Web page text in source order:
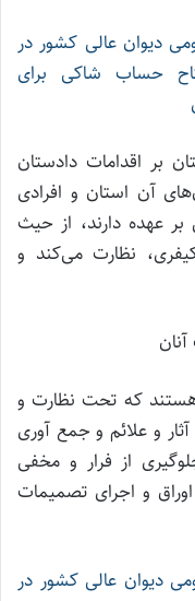
۸۵۳ هیات عمومی دیوان عالی کشور در
حساب شاکی برای
بر اقدامات دادستان
آن استان و افرادی
عهده دارند، از حیث
نظارت می‌کند و
هستند که تحت نظارت و
و علائم و جمع آوری
از فرار و مخفی
و اجرای تصمیمات
۸۴۸ هیات عمومی دیوان عالی کشور در